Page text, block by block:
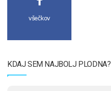
všečkov
KDAJ SEM NAJBOLJ PLODNA?